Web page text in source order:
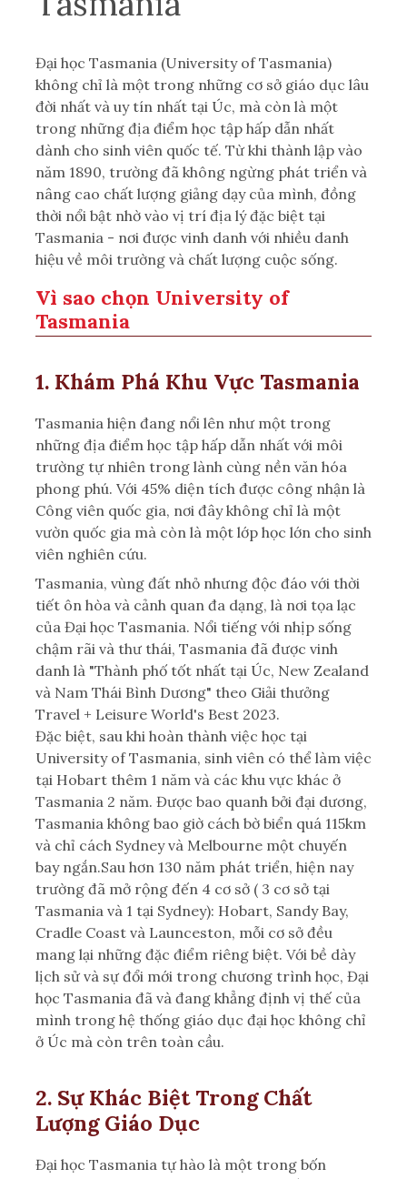
Đại học Tasmania (University of Tasmania)
không chỉ là một trong những cơ sở giáo dục lâu
đời nhất và uy tín nhất tại Úc, mà còn là một
trong những địa điểm học tập hấp dẫn nhất
dành cho sinh viên quốc tế. Từ khi thành lập vào
năm 1890, trường đã không ngừng phát triển và
nâng cao chất lượng giảng dạy của mình, đồng
thời nổi bật nhờ vào vị trí địa lý đặc biệt tại
Tasmania - nơi được vinh danh với nhiều danh
hiệu về môi trường và chất lượng cuộc sống.
Vì sao chọn University of
Tasmania
1. Khám Phá Khu Vực Tasmania
Tasmania hiện đang nổi lên như một trong
những địa điểm học tập hấp dẫn nhất với môi
trường tự nhiên trong lành cùng nền văn hóa
phong phú. Với 45% diện tích được công nhận là
Công viên quốc gia, nơi đây không chỉ là một
vườn quốc gia mà còn là một lớp học lớn cho sinh
viên nghiên cứu.
Tasmania, vùng đất nhỏ nhưng độc đáo với thời
tiết ôn hòa và cảnh quan đa dạng, là nơi tọa lạc
của Đại học Tasmania. Nổi tiếng với nhịp sống
chậm rãi và thư thái, Tasmania đã được vinh
danh là "Thành phố tốt nhất tại Úc, New Zealand
và Nam Thái Bình Dương" theo Giải thưởng
Travel + Leisure World's Best 2023.
Đặc biệt, sau khi hoàn thành việc học tại
University of Tasmania, sinh viên có thể làm việc
tại Hobart thêm 1 năm và các khu vực khác ở
Tasmania 2 năm. Được bao quanh bởi đại dương,
Tasmania không bao giờ cách bờ biển quá 115km
và chỉ cách Sydney và Melbourne một chuyến
bay ngắn.Sau hơn 130 năm phát triển, hiện nay
trường đã mở rộng đến 4 cơ sở ( 3 cơ sở tại
Tasmania và 1 tại Sydney): Hobart, Sandy Bay,
Cradle Coast và Launceston, mỗi cơ sở đều
mang lại những đặc điểm riêng biệt. Với bề dày
lịch sử và sự đổi mới trong chương trình học, Đại
học Tasmania đã và đang khẳng định vị thế của
mình trong hệ thống giáo dục đại học không chỉ
ở Úc mà còn trên toàn cầu.
2. Sự Khác Biệt Trong Chất
Lượng Giáo Dục
Đại học Tasmania tự hào là một trong bốn